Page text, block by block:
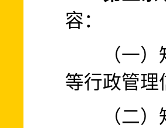
容：
（一）知
等行政管理
（二）知